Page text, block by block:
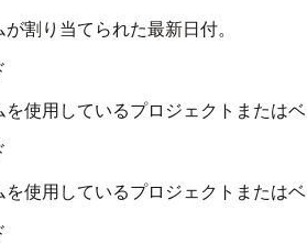
割り当てられた最新日付。
使用しているプロジェクトまたは
使用しているプロジェクトまたは